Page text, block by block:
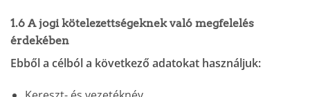
1.6 A jogi kötelezettségeknek való megfelelés
érdekében
Ebből a célból a következő adatokat használjuk: